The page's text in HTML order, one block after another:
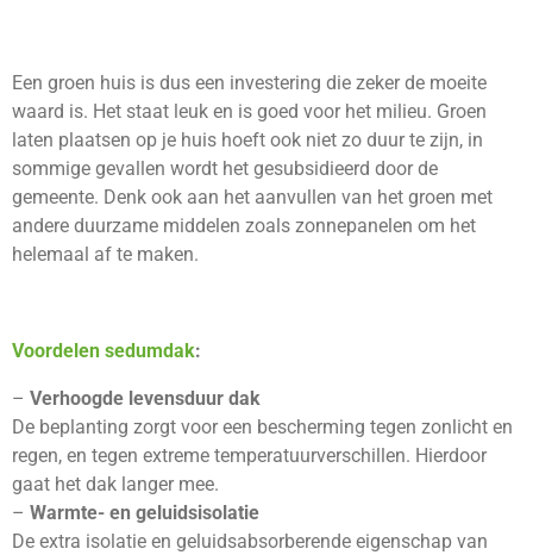
Een groen huis is dus een investering die zeker de moeite
waard is. Het staat leuk en is goed voor het milieu. Groen
laten plaatsen op je huis hoeft ook niet zo duur te zijn, in
sommige gevallen wordt het gesubsidieerd door de
gemeente. Denk ook aan het aanvullen van het groen met
andere duurzame middelen zoals zonnepanelen om het
helemaal af te maken.
Voordelen sedumdak:
– Verhoogde levensduur dak
De beplanting zorgt voor een bescherming tegen zonlicht en
regen, en tegen extreme temperatuurverschillen. Hierdoor
gaat het dak langer mee.
– Warmte- en geluidsisolatie
De extra isolatie en geluidsabsorberende eigenschap van